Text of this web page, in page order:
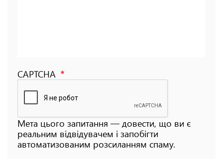
CAPTCHA
Мета цього запитання — довести, що ви є
реальним відвідувачем і запобігти
автоматизованим розсиланням спаму.